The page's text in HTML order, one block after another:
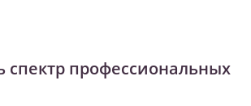
спектр профессиональных